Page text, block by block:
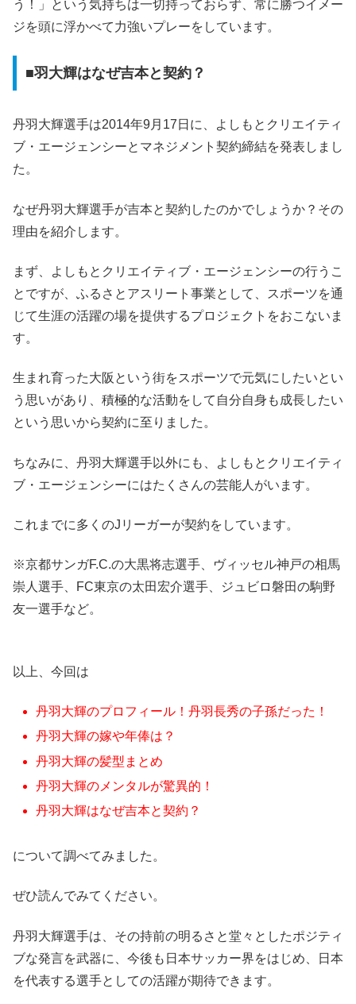
う！」という気持ちは一切持っておらず、常に勝つイメー
ジを頭に浮かべて力強いプレーをしています。
■羽大輝はなぜ吉本と契約？
丹羽大輝選手は2014年9月17日に、
よしもとクリエイティ
ブ・エージェンシーとマネジメント契約締結を発表しまし
た。
なぜ丹羽大輝選手が吉本と契約したのかでしょうか？その
理由を紹介します。
まず、よしもとクリエイティブ・エージェンシーの行うこ
とですが、ふるさとアスリート事業として、スポーツを通
じて生涯の活躍の場を提供するプロジェクトをおこないま
す。
生まれ育った大阪という街をスポーツで元気にしたいとい
う思いがあり、積極的な活動をして自分自身も成長したい
という思いから契約に至りました。
ちなみに、丹羽大輝選手以外にも、よしもとクリエイティ
ブ・エージェンシーにはたくさんの芸能人がいます。
これまでに多くのJリーガーが契約をしています。
※京都サンガF.C.の大黒将志選手、ヴィッセル神戸の相馬
崇人選手、FC東京の太田宏介選手、ジュビロ磐田の駒野
友一選手など。
以上、今回は
丹羽大輝のプロフィール！丹羽長秀の子孫だった！
丹羽大輝の嫁や年俸は？
丹羽大輝の髪型まとめ
丹羽大輝のメンタルが驚異的！
丹羽大輝はなぜ吉本と契約？
について調べてみました。
ぜひ読んでみてください。
丹羽大輝選手は、その持前の明るさと堂々としたポジティ
ブな発言を武器に、今後も日本サッカー界をはじめ、日本
を代表する選手としての活躍が期待できます。